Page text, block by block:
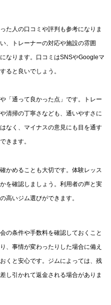
た人の口コミや評判も参考になりま
、トレーナーの対応や施設の雰囲
なります。口コミはSNSやGoogleマ
ると良いでしょう。
「通って良かった点」です。トレー
清掃の丁寧さなども、通いやすさに
なく、マイナスの意見にも目を通す
きます。
かめることも大切です。体験レッス
を確認しましょう。利用者の声と実
高いジム選びができます。
の条件や手数料を確認しておくこと
、事情が変わったりした場合に備え
くと安心です。ジムによっては、残
し引かれて返金される場合がありま